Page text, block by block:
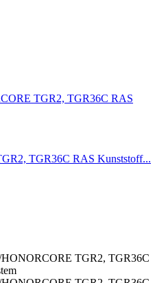
TGR36C RAS Kunststoff...